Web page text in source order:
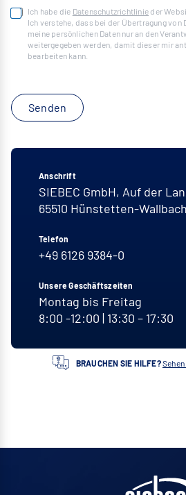
Ich habe die Datenschutzrichtlinie der
Ich verstehe, dass bei der Übertragung
meine persönlichen Daten nur an den
weitergegeben werden, damit dieser mir
bearbeiten kann.
Senden
Anschrift
SIEBEC GmbH, Auf der
65510 Hünstetten-Wallbach
Telefon
+49 6126 9384-0
Unsere Geschäftszeiten
Montag bis Freitag
8:00 -12:00 | 13:30 – 17:30
BRAUCHEN SIE HILFE?